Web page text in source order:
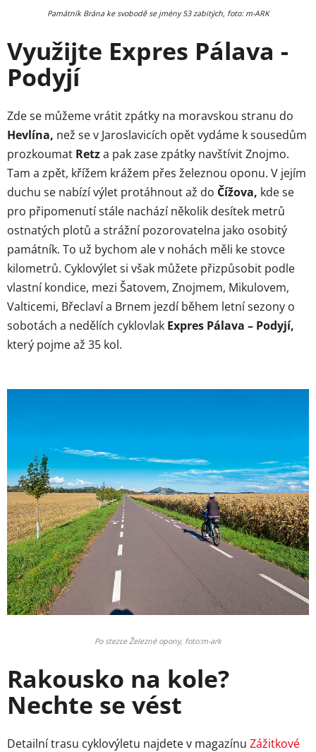
Památník Brána ke svobodě se jmény 53 zabitých, foto: m-ARK
Využijte Expres Pálava -
Podyjí
Zde se můžeme vrátit zpátky na moravskou stranu do
Hevlína, než se v Jaroslavicích opět vydáme k sousedům
prozkoumat Retza pak zase zpátky navštívit Znojmo.
Tam a zpět, křížem krážem přes železnou oponu. V jejím
duchu se nabízí výlet protáhnout až do Čížova, kde se
pro připomenutí stále nachází několik desítek metrů
ostnatých plotů a strážní pozorovatelna jako osobitý
památník. To už bychom ale v nohách měli ke stovce
kilometrů. Cyklovýlet si však můžete přizpůsobit podle
vlastní kondice, mezi Šatovem, Znojmem, Mikulovem,
Valticemi, Břeclaví a Brnem jezdí během letní sezony o
sobotách a nedělích cyklovlak Expres Pálava – Podyjí,
který pojme až 35 kol.
Po stezce Železné opony, foto:m-ark
Rakousko na kole?
Nechte se vést
Detailní trasu cyklovýletu najdete v magazínu Zážitkové